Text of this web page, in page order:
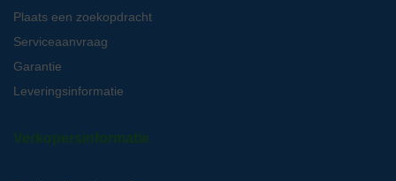
Plaats een zoekopdracht
Serviceaanvraag
Garantie
Leveringsinformatie
Verkopersinformatie